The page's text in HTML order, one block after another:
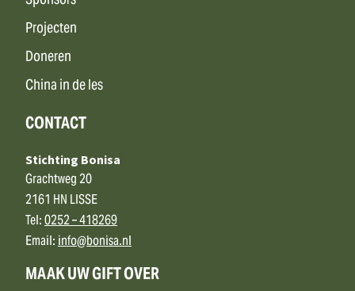
Projecten
Doneren
China in de les
CONTACT
Stichting Bonisa
Grachtweg 20
2161 HN LISSE
Tel:0252 – 418269
Email:info@bonisa.nl
MAAK UW GIFT OVER